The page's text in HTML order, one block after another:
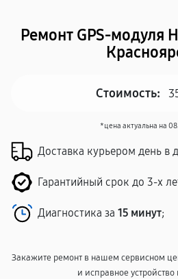
Ремонт GPS-модуля
Стоимость:
*цена актуальна на
Доставка курьером день в
Гарантийный срок до 3-х
Диагностика за 15 минут;
Закажите ремонт в нашем сервисном
и исправное устройство